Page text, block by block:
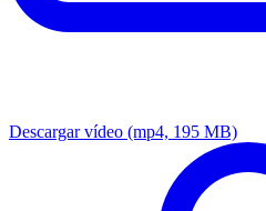
Descargar vídeo (mp4, 195 MB)